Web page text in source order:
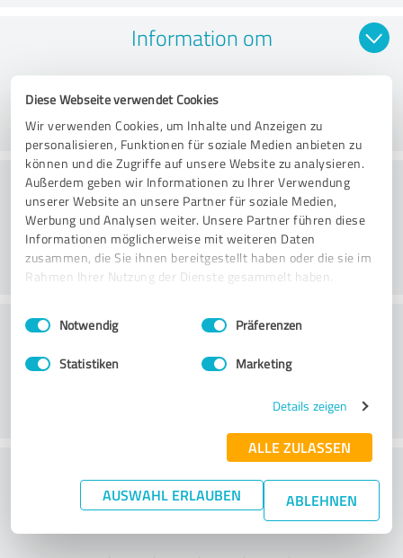
Diese Webseite verwendet Cookies
Wir verwenden Cookies, um Inhalte und Anzeigen zu
personalisieren, Funktionen für soziale Medien anbieten zu
können und die Zugriffe auf unsere Website zu analysieren.
Außerdem geben wir Informationen zu Ihrer Verwendung
unserer Website an unsere Partner für soziale Medien,
Werbung und Analysen weiter. Unsere Partner führen diese
Informationen möglicherweise mit weiteren Daten
zusammen, die Sie ihnen bereitgestellt haben oder die sie im
Rahmen Ihrer Nutzung der Dienste gesammelt haben.
Impressum Datenschutzbestimmungen
Einwilligungsauswahl
Notwendig Präferenzen
Statistiken Marketing
Details zeigen
ALLE ZULASSEN
AUSWAHL ERLAUBEN ABLEHNEN
Information om
Webbplats
Kundservice
What do you think of the price to
performance ratio?